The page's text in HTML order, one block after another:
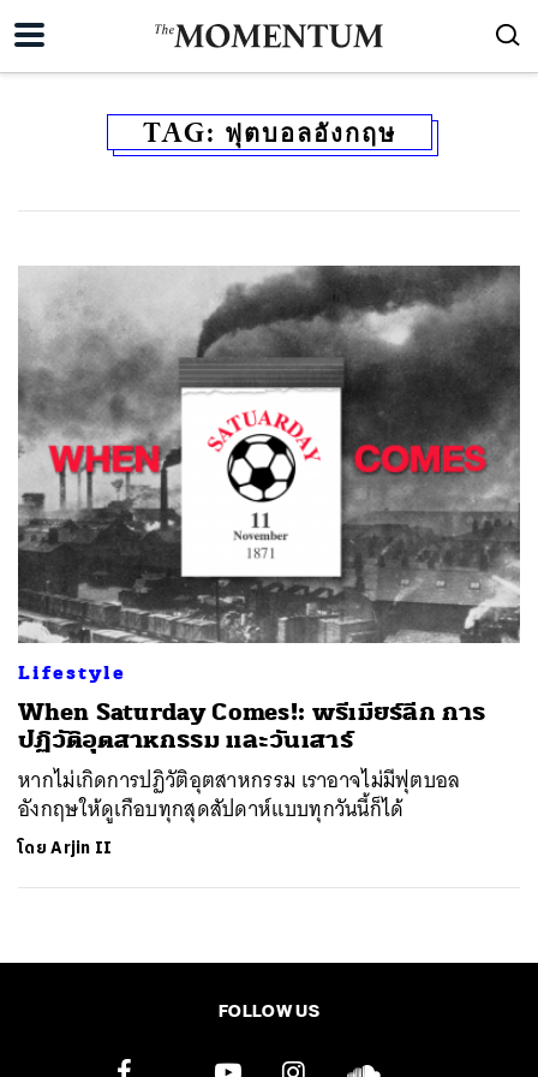
TAG: ฟุตบอลอังกฤษ
Lifestyle
When Saturday Comes!: พรีเมียร์ลีก การ
ปฏิวัติอุตสาหกรรม และวันเสาร์
หากไม่เกิดการปฏิวัติอุตสาหกรรม เราอาจไม่มีฟุตบอล
อังกฤษให้ดูเกือบทุกสุดสัปดาห์แบบทุกวันนี้ก็ได้
โดยArjin II
FOLLOW US
SHARE TWEET LINE EMAIL